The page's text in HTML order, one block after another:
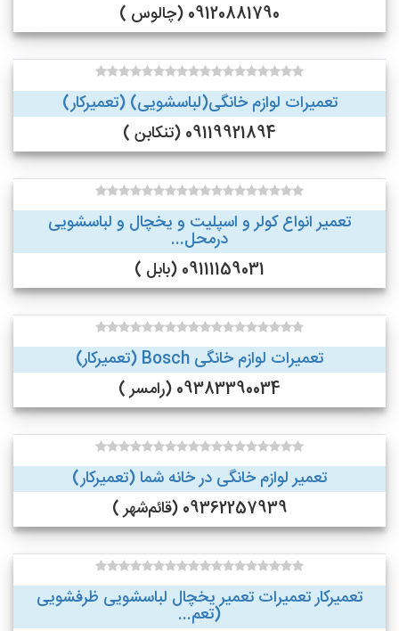
09120881790 (چالوس )
تعمیرات لوازم خانگی(لباسشویی) (تعمیرکار)
09119921894 (تنکابن )
تعمیر انواع کولر و اسپلیت و یخچال و لباسشویی
درمحل...
09111159031 (بابل )
تعمیرات لوازم خانگی Bosch (تعمیرکار)
09383390034 (رامسر )
تعمیر لوازم خانگی در خانه شما (تعمیرکار)
09362257939 (قائم‌شهر )
تعمیرکار تعمیرات تعمیر یخچال لباسشویی ظرفشویی
(تعم...